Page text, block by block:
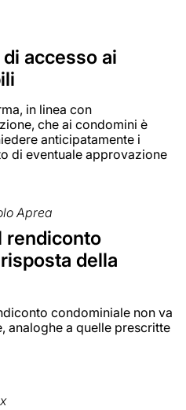
accesso ai
in linea con
che ai condomini è
anticipatamente i
di eventuale approvazione
Aprea
rendiconto
della
condominiale non va
analoghe a quelle prescritte